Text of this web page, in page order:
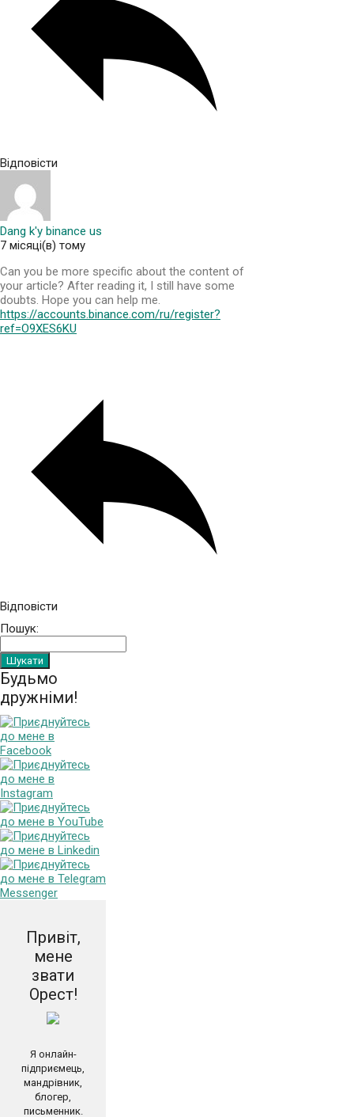
Відповісти
Dang k'y binance us
7 місяці(в) тому
Can you be more specific about the content of
your article? After reading it, I still have some
doubts. Hope you can help me.
https://accounts.binance.com/ru/register?
ref=O9XES6KU
Відповісти
Пошук:
Будьмо
дружніми!
Привіт,
мене
звати
Орест!
Я онлайн-
підприємець,
мандрівник,
блогер,
письменник.